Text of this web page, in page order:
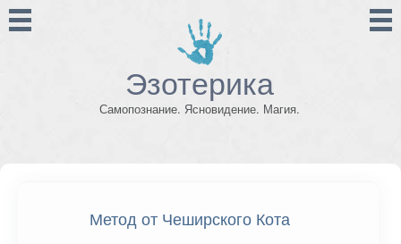
Эзотерика
Самопознание. Ясновидение. Магия.
Метод от Чеширского Кота